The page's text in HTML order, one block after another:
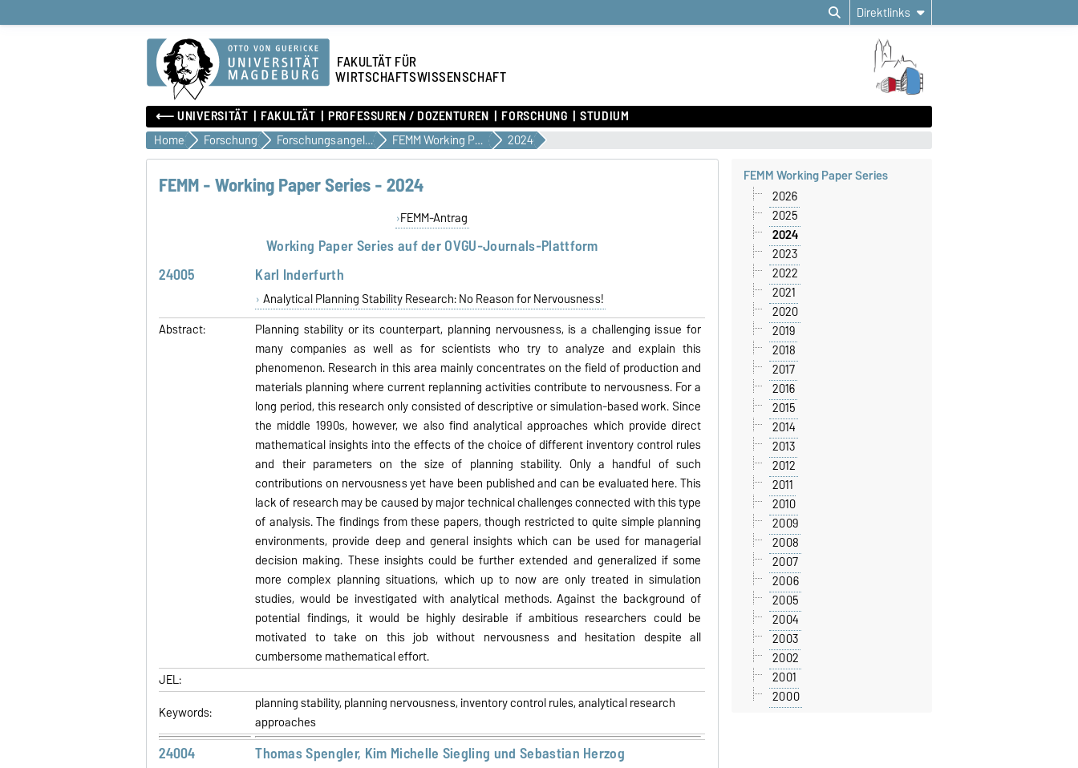
Direktlinks
FAKULTÄT FÜR
WIRTSCHAFTSWISSENSCHAFT
⟵ UNIVERSITÄT FAKULTÄT PROFESSUREN / DOZENTUREN FORSCHUNG STUDIUM
Home Forschung Forschungsangelegenheiten FEMM Working Paper Series 2024
FEMM - Working Paper Series - 2024
FEMM-Antrag
Working Paper Series auf der OVGU-Journals-Plattform
24005
Karl Inderfurth
Analytical Planning Stability Research: No Reason for Nervousness!
Abstract:
Planning stability or its counterpart, planning nervousness, is a challenging issue for
many companies as well as for scientists who try to analyze and explain this
phenomenon. Research in this area mainly concentrates on the field of production and
materials planning where current replanning activities contribute to nervousness. For a
long period, this research only consisted of descriptive or simulation-based work. Since
the middle 1990s, however, we also find analytical approaches which provide direct
mathematical insights into the effects of the choice of different inventory control rules
and their parameters on the size of planning stability. Only a handful of such
contributions on nervousness yet have been published and can be evaluated here. This
lack of research may be caused by major technical challenges connected with this type
of analysis. The findings from these papers, though restricted to quite simple planning
environments, provide deep and general insights which can be used for managerial
decision making. These insights could be further extended and generalized if some
more complex planning situations, which up to now are only treated in simulation
studies, would be investigated with analytical methods. Against the background of
potential findings, it would be highly desirable if ambitious researchers could be
motivated to take on this job without nervousness and hesitation despite all
cumbersome mathematical effort.
JEL:
Keywords:
planning stability, planning nervousness, inventory control rules, analytical research
approaches
24004 Thomas Spengler, Kim Michelle Siegling und Sebastian Herzog
FEMM Working Paper Series
2026
2025
2024
2023
2022
2021
2020
2019
2018
2017
2016
2015
2014
2013
2012
2011
2010
2009
2008
2007
2006
2005
2004
2003
2002
2001
2000